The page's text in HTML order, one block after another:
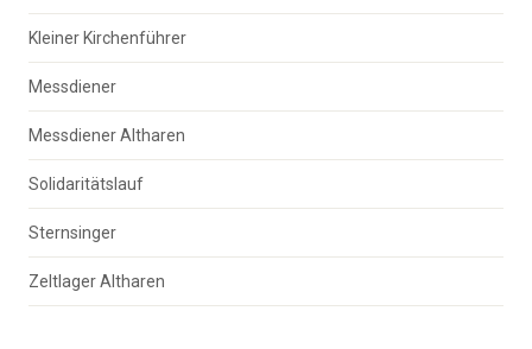
Kleiner Kirchenführer
Messdiener
Messdiener Altharen
Solidaritätslauf
Sternsinger
Zeltlager Altharen